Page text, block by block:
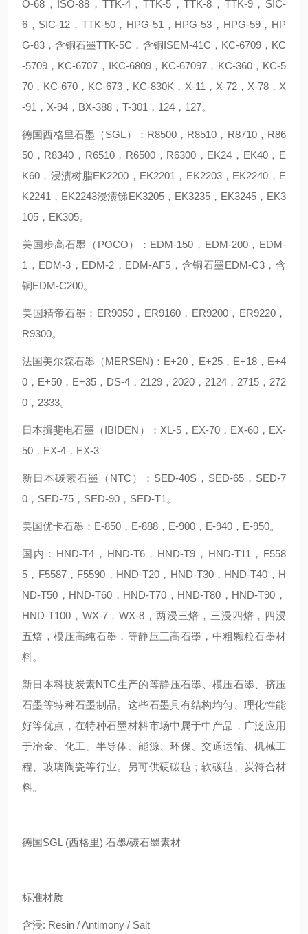
O-68，ISO-88，TTK-4，TTK-5，TTK-8，TTK-9，SIC-
6，SIC-12，TTK-50，HPG-51，HPG-53，HPG-59，HP
G-83，含铜石墨TTK-5C，含铜ISEM-41C，KC-6709，KC
-5709，KC-6707，IKC-6809，KC-67097，KC-360，KC-5
70，KC-670，KC-673，KC-830K，X-11，X-72，X-78，X
-91，X-94，BX-388，T-301，124，127。
德国西格里石墨（SGL）：R8500，R8510，R8710，R86
50，R8340，R6510，R6500，R6300，EK24，EK40，E
K60，浸渍树脂EK2200，EK2201，EK2203，EK2240，E
K2241，EK2243浸渍锑EK3205，EK3235，EK3245，EK3
105，EK305。
美国步高石墨（POCO）：EDM-150，EDM-200，EDM-
1，EDM-3，EDM-2，EDM-AF5，含铜石墨EDM-C3，含
铜EDM-C200。
美国精帝石墨：ER9050，ER9160，ER9200，ER9220，
R9300。
法国美尔森石墨（MERSEN)：E+20，E+25，E+18，E+4
0，E+50，E+35，DS-4，2129，2020，2124，2715，272
0，2333。
日本揖斐电石墨（IBIDEN）：XL-5，EX-70，EX-60，EX-
50，EX-4，EX-3
新日本碳素石墨（NTC）：SED-40S，SED-65，SED-7
0，SED-75，SED-90，SED-T1。
美国优卡石墨：E-850，E-888，E-900，E-940，E-950。
国内：HND-T4，HND-T6，HND-T9，HND-T11，F558
5，F5587，F5590，HND-T20，HND-T30，HND-T40，H
ND-T50，HND-T60，HND-T70，HND-T80，HND-T90，
HND-T100，WX-7，WX-8，两浸三焙，三浸四焙，四浸
五焙，模压高纯石墨，等静压三高石墨，中粗颗粒石墨材
料。
新日本科技炭素NTC生产的等静压石墨、模压石墨、挤压
石墨等特种石墨制品。这些石墨具有结构均匀、理化性能
好等优点，在特种石墨材料市场中属于中产品，广泛应用
于冶金、化工、半导体、能源、环保、交通运输、机械工
程、玻璃陶瓷等行业。另可供硬碳毡；软碳毡、炭符合材
料。
德国SGL (西格里) 石墨/碳石墨素材
标准材质
含浸: Resin / Antimony / Salt